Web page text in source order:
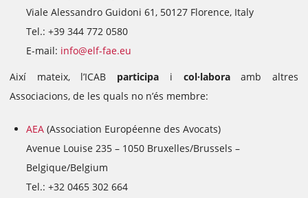
Viale Alessandro Guidoni 61, 50127 Florence, Italy
Tel.: +39 344 772 0580
E-mail: info@elf-fae.eu
Així mateix, l’ICAB participa i col·laboraamb altres
Associacions, de les quals no n’és membre:
AEA (Association Européenne des Avocats)
Avenue Louise 235 – 1050 Bruxelles/Brussels –
Belgique/Belgium
Tel.: +32 0465 302 664